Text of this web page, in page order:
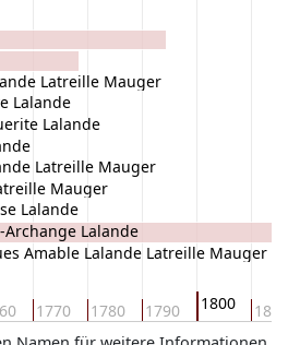
1770 1780 1790 1800 1810
Latreille Mauger
Lalande
Lalande
Latreille Mauger
Mauger
Lalande
Archange Lalande
Amable Lalande Latreille Mauger